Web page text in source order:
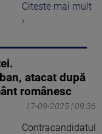
Citeste mai mult
›
atacat după
românesc
17-09-2025 | 09:36
Contracandidatul